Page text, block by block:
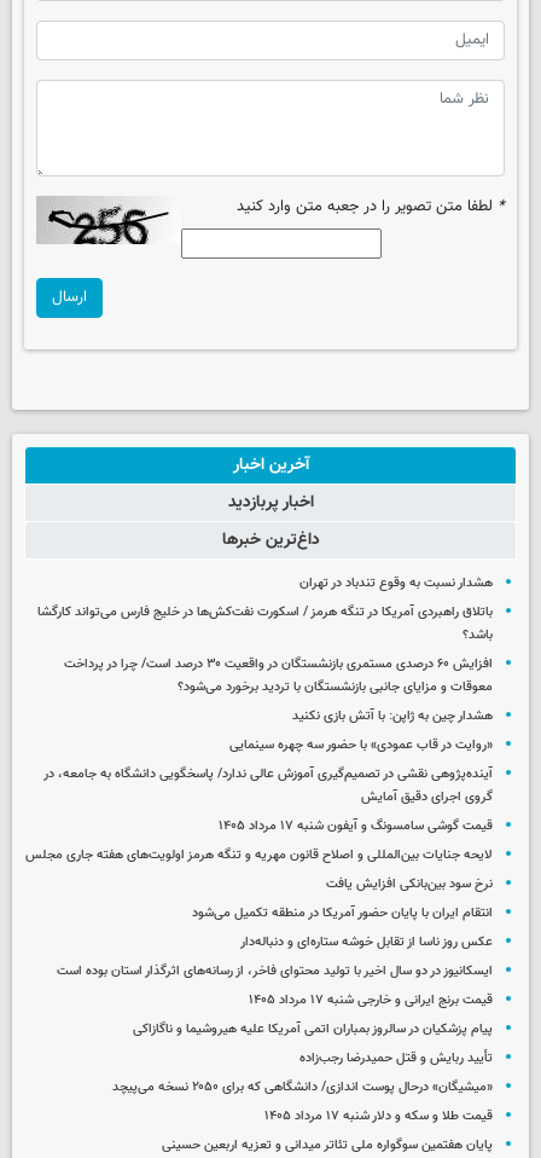
* لطفا متن تصویر را در جعبه متن وارد کنید
ارسال
آخرین اخبار
اخبار پربازدید
داغ‌ترین خبرها
هشدار نسبت به وقوع تندباد در تهران
باتلاق راهبردی آمریکا در تنگه هرمز / اسکورت نفت‌کش‌ها در خلیج فارس می‌تواند کارگشا
باشد؟
افزایش ۶۰ درصدی مستمری‌ بازنشستگان در واقعیت ۳۰ درصد است/ چرا در پرداخت
معوقات و مزایای جانبی بازنشستگان با تردید برخورد می‌شود؟
هشدار چین به ژاپن: با آتش بازی نکنید
«روایت در قاب عمودی» با حضور سه چهره سینمایی
آینده‌پژوهی نقشی در تصمیم‌گیری آموزش عالی ندارد/ پاسخگویی دانشگاه به جامعه، در
گروی اجرای دقیق آمایش
قیمت گوشی سامسونگ و آیفون شنبه ۱۷ مرداد ۱۴۰۵
لایحه جنایات بین‌المللی و اصلاح قانون مهریه و تنگه هرمز اولویت‌های هفته جاری مجلس
نرخ سود بین‌بانکی افزایش یافت
انتقام ایران با پایان حضور آمریکا در منطقه تکمیل می‌شود
عکس روز ناسا از تقابل خوشه ستاره‌ای و دنباله‌دار
ایسکانیوز در دو سال اخیر با تولید محتوای فاخر، از رسانه‌های اثرگذار استان بوده است
قیمت برنج ایرانی و خارجی شنبه ۱۷ مرداد ۱۴۰۵
پیام پزشکیان در سالروز بمباران اتمی آمریکا علیه هیروشیما و ناگازاکی
تأیید ربایش و قتل حمیدرضا رجب‌زاده
«میشیگان» درحال پوست اندازی/ دانشگاهی که برای ۲۰۵۰ نسخه می‌پیچد
قیمت طلا و سکه و دلار شنبه ۱۷ مرداد ۱۴۰۵
پایان هفتمین سوگواره ملی تئاتر میدانی و تعزیه اربعین حسینی